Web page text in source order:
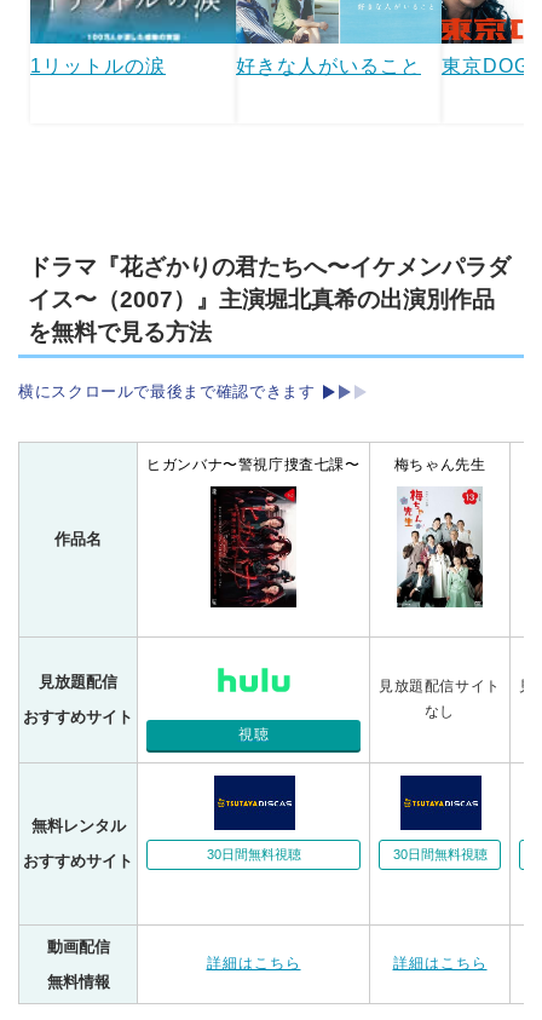
1リットルの涙 好きな人がいること 東京
ドラマ『花ざかりの君たちへ〜イケメンパラダ
イス〜（2007）』主演堀北真希の出演別作品
を無料で見る方法
横にスクロールで最後まで確認できます
作品名
ヒガンバナ〜警視庁捜査七課〜 梅ちゃん先生
見放題配信
おすすめサイト
視聴
見放題配信サイト
なし
見
無料レンタル
おすすめサイト
30日間無料視聴 30日間無料視聴
動画配信
無料情報
詳細はこちら 詳細はこちら